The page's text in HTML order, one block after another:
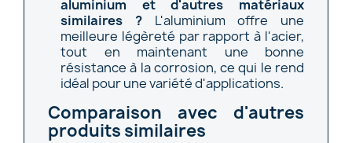
aluminium et d'autres matériaux
similaires ?L'aluminium offre une
meilleure légèreté par rapport à l'acier,
tout en maintenant une bonne
résistance à la corrosion, ce qui le rend
idéal pour une variété d'applications.
Comparaison avec d'autres
produits similaires